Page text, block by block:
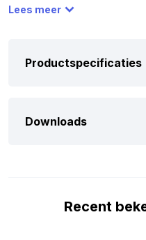
lamp heeft 5 LED’s en wordt
volt, dus je kunt hem
bijvoorbeeld je radiosignaal.
Lees meer
Productspecificaties
Downloads
Recent